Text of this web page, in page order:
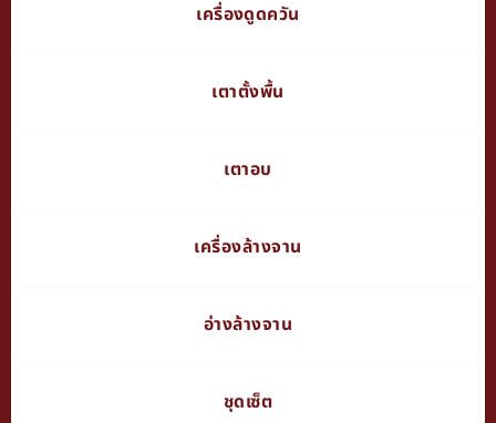
เครื่องดูดควัน
เตาตั้งพื้น
เตาอบ
เครื่องล้างจาน
อ่างล้างจาน
ชุดเซ็ต